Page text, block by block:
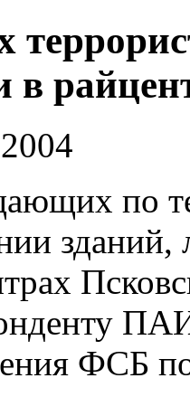
в
по
зданий,
ФСБ